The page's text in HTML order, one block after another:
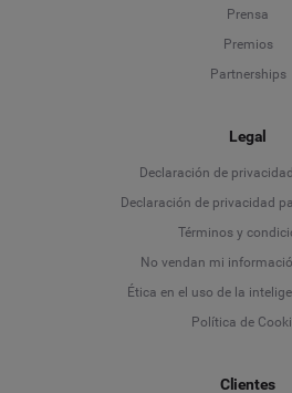
Prensa
Premios
Partnerships
Legal
Declaración de
Declaración de privacidad
Términos y
No vendan mi
Ética en el uso de la
Política de
Clientes